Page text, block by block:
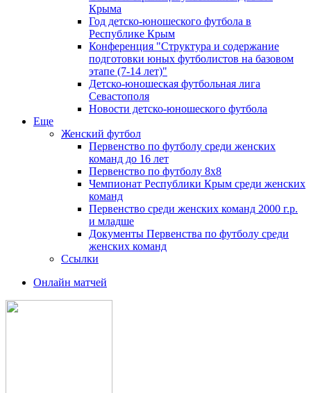
Крыма
Год детско-юношеского футбола в
Республике Крым
Конференция "Структура и содержание
подготовки юных футболистов на базовом
этапе (7-14 лет)"
Детско-юношеская футбольная лига
Севастополя
Новости детско-юношеского футбола
Еще
Женский футбол
Первенство по футболу среди женских
команд до 16 лет
Первенство по футболу 8х8
Чемпионат Республики Крым среди женских
команд
Первенство среди женских команд 2000 г.р.
и младше
Документы Первенства по футболу среди
женских команд
Ссылки
Онлайн матчей